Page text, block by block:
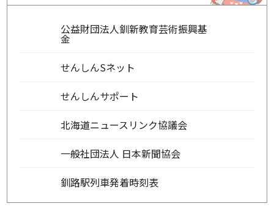
公益財団法人釧新教育芸術振興基
金
せんしんSネット
せんしんサポート
北海道ニュースリンク協議会
一般社団法人 日本新聞協会
釧路駅列車発着時刻表